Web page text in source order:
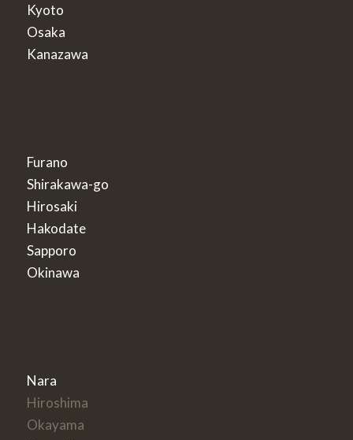
Kyoto
Osaka
Kanazawa
Furano
Shirakawa-go
Hirosaki
Hakodate
Sapporo
Okinawa
Nara
Hiroshima
Okayama